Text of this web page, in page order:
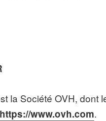
la Société OVH,
https://www.ovh.com.